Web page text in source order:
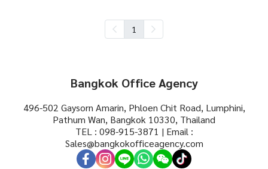
1
Bangkok Office Agency
496-502 Gaysorn Amarin, Phloen Chit Road, Lumphini,
Pathum Wan, Bangkok 10330, Thailand
TEL : 098-915-3871 | Email :
Sales@bangkokofficeagency.com